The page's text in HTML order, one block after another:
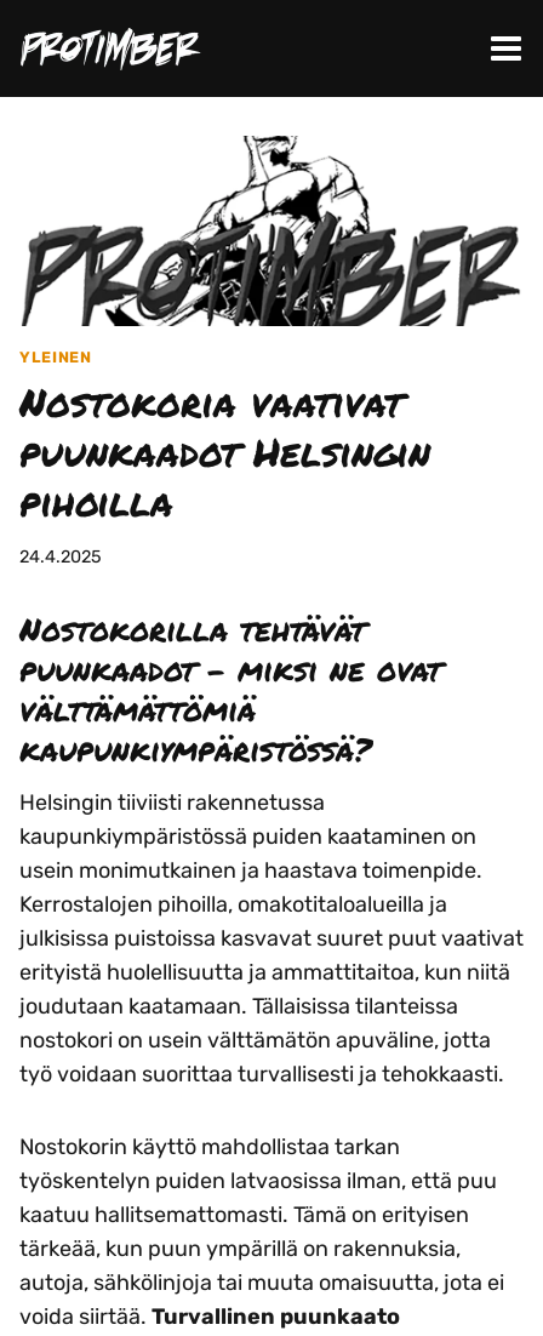
sisältöön
YLEINEN
Nostokoria vaativat
puunkaadot Helsingin
pihoilla
24.4.2025
Nostokorilla tehtävät
puunkaadot – miksi ne ovat
välttämättömiä
kaupunkiympäristössä?
Helsingin tiiviisti rakennetussa
kaupunkiympäristössä puiden kaataminen on
usein monimutkainen ja haastava toimenpide.
Kerrostalojen pihoilla, omakotitaloalueilla ja
julkisissa puistoissa kasvavat suuret puut vaativat
erityistä huolellisuutta ja ammattitaitoa, kun niitä
joudutaan kaatamaan. Tällaisissa tilanteissa
nostokori on usein välttämätön apuväline, jotta
työ voidaan suorittaa turvallisesti ja tehokkaasti.
Nostokorin käyttö mahdollistaa tarkan
työskentelyn puiden latvaosissa ilman, että puu
kaatuu hallitsemattomasti. Tämä on erityisen
tärkeää, kun puun ympärillä on rakennuksia,
autoja, sähkölinjoja tai muuta omaisuutta, jota ei
voida siirtää. Turvallinen puunkaato